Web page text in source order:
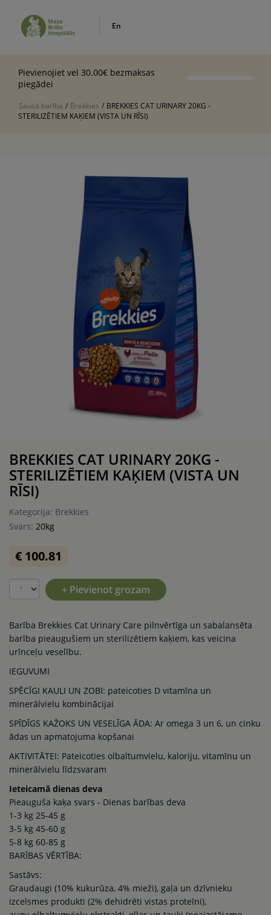
En
Pievienojiet vel 30.00€ bezmaksas
piegādei
Sausā barība / Brekkies / BREKKIES CAT URINARY 20KG -
STERILIZĒTIEM KAĶIEM (VISTA UN RĪSI)
BREKKIES CAT URINARY 20KG -
STERILIZĒTIEM KAĶIEM (VISTA UN
RĪSI)
Kategorija: Brekkies
Svars: 20kg
€ 100.81
+ Pievienot grozam
Barība Brekkies Cat Urinary Care pilnvērtīga un sabalansēta
barība pieaugušiem un sterilizētiem kaķiem, kas veicina
urīnceļu veselību.
IEGUVUMI
SPĒCĪGI KAULI UN ZOBI: pateicoties D vitamīna un
minerālvielu kombinācijai
SPĪDĪGS KAŽOKS UN VESELĪGA ĀDA: Ar omega 3 un 6, un cinku
ādas un apmatojuma kopšanai
AKTIVITĀTEI: Pateicoties olbaltumvielu, kaloriju, vitamīnu un
minerālvielu līdzsvaram
Ieteicamā dienas deva
Pieauguša kaķa svars - Dienas barības deva
1-3 kg 25-45 g
3-5 kg 45-60 g
5-8 kg 60-85 g
BARĪBAS VĒRTĪBA:
Sastāvs:
Graudaugi (10% kukurūza, 4% mieži), gaļa un dzīvnieku
izcelsmes produkti (2% dehidrēti vistas proteīni),